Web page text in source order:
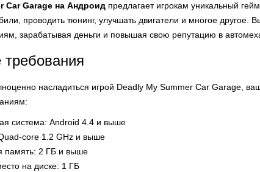
Car Garage на Андроид предлагает игрокам уникальный
проводить тюнинг, улучшать двигатели и многое
зарабатывая деньги и повышая свою репутацию в
насладиться игрой Deadly My Summer Car Garage,
система: Android 4.4 и выше
core 1.2 GHz и выше
память: 2 ГБ и выше
на диске: 1 ГБ